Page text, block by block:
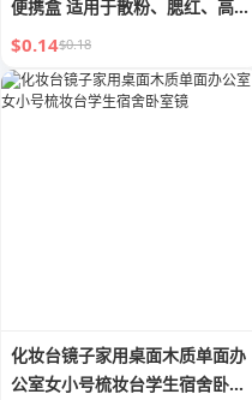
便携盒 适用于散粉、腮红、高
光、眼影等
$0.14$0.18
化妆台镜子家用桌面木质单面办
公室女小号梳妆台学生宿舍卧室